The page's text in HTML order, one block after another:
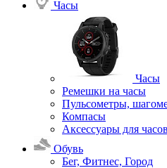
Часы
Часы
Ремешки на часы
Пульсометры,
Компасы
Аксессуары для часов
Обувь
Бег, Фитнес, Город